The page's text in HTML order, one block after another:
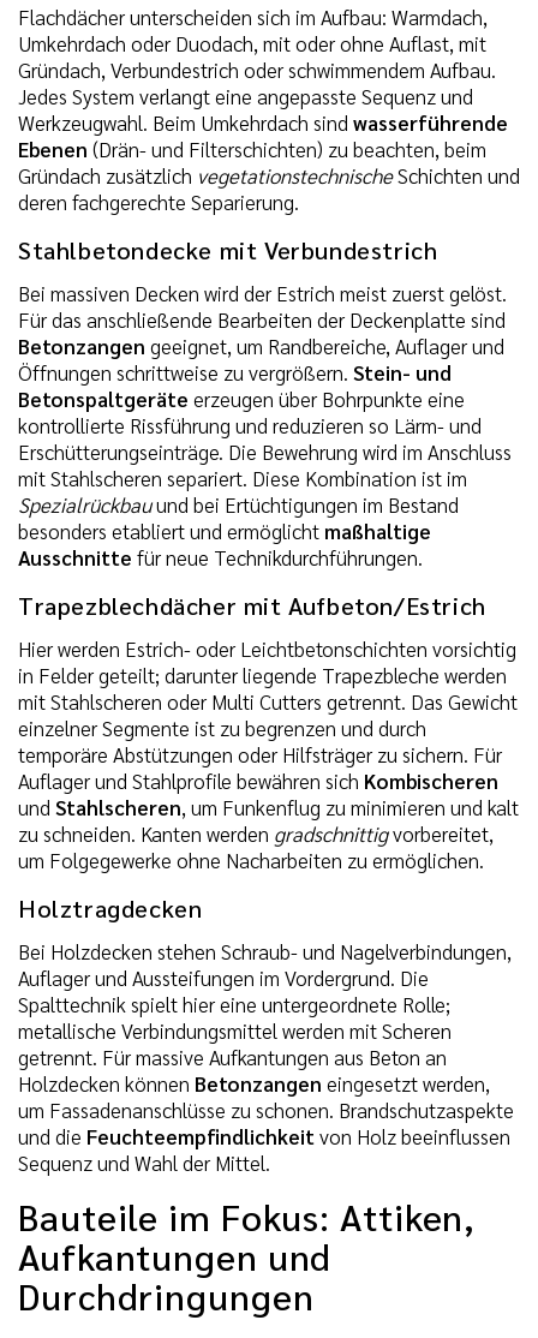
Flachdächer unterscheiden sich im Aufbau: Warmdach,
Umkehrdach oder Duodach, mit oder ohne Auflast, mit
Gründach, Verbundestrich oder schwimmendem Aufbau.
Jedes System verlangt eine angepasste Sequenz und
Werkzeugwahl. Beim Umkehrdach sind wasserführende
Ebenen (Drän- und Filterschichten) zu beachten, beim
Gründach zusätzlich vegetationstechnischeSchichten und
deren fachgerechte Separierung.
Stahlbetondecke mit Verbundestrich
Bei massiven Decken wird der Estrich meist zuerst gelöst.
Für das anschließende Bearbeiten der Deckenplatte sind
Betonzangen geeignet, um Randbereiche, Auflager und
Öffnungen schrittweise zu vergrößern. Stein- und
Betonspaltgeräte erzeugen über Bohrpunkte eine
kontrollierte Rissführung und reduzieren so Lärm- und
Erschütterungseinträge. Die Bewehrung wird im Anschluss
mit Stahlscheren separiert. Diese Kombination ist im
Spezialrückbauund bei Ertüchtigungen im Bestand
besonders etabliert und ermöglicht maßhaltige
Ausschnitte für neue Technikdurchführungen.
Trapezblechdächer mit Aufbeton/Estrich
Hier werden Estrich- oder Leichtbetonschichten vorsichtig
in Felder geteilt; darunter liegende Trapezbleche werden
mit Stahlscheren oder Multi Cutters getrennt. Das Gewicht
einzelner Segmente ist zu begrenzen und durch
temporäre Abstützungen oder Hilfsträger zu sichern. Für
Auflager und Stahlprofile bewähren sich Kombischeren
und Stahlscheren, um Funkenflug zu minimieren und kalt
zu schneiden. Kanten werden gradschnittigvorbereitet,
um Folgegewerke ohne Nacharbeiten zu ermöglichen.
Holztragdecken
Bei Holzdecken stehen Schraub- und Nagelverbindungen,
Auflager und Aussteifungen im Vordergrund. Die
Spalttechnik spielt hier eine untergeordnete Rolle;
metallische Verbindungsmittel werden mit Scheren
getrennt. Für massive Aufkantungen aus Beton an
Holzdecken können Betonzangen eingesetzt werden,
um Fassadenanschlüsse zu schonen. Brandschutzaspekte
und die Feuchteempfindlichkeitvon Holz beeinflussen
Sequenz und Wahl der Mittel.
Bauteile im Fokus: Attiken,
Aufkantungen und
Durchdringungen